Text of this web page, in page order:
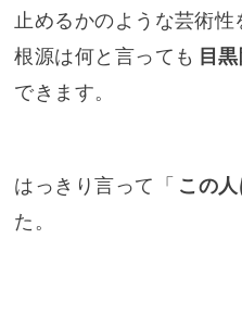
止めるかのような芸術
根源は何と言っても 目
できます。
はっきり言って「 この
た。